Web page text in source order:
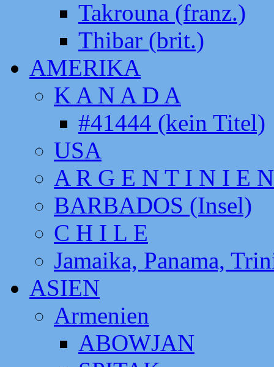
Takrouna (franz.)
Thibar (brit.)
AMERIKA
K A N A D A
#41444 (kein Titel)
USA
A R G E N T I N I E N
BARBADOS (Insel)
C H I L E
Jamaika, Panama,
ASIEN
Armenien
ABOWJAN